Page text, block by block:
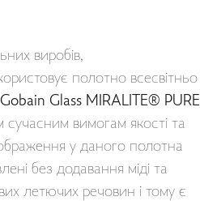
виробів,
полотно всесвітньо
Glass MIRALITE® PURE
сучасним вимогам якості та
у даного полотна
без додавання міді та
летючих речовин і тому є